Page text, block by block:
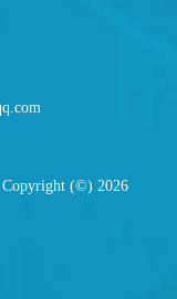
(©) 2026